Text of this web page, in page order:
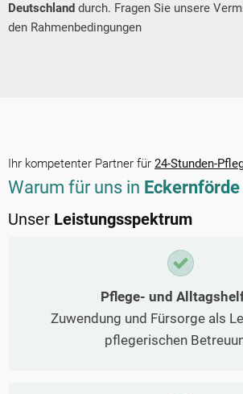
Deutschland durch. Fragen Sie unsere
den Rahmenbedingungen
Ihr kompetenter Partner für 24-Stunden-
Warum für uns in Eckernförde
Unser Leistungsspektrum
Pflege- und
Zuwendung und Fürsorge als
pflegerischen